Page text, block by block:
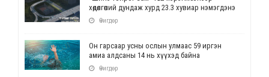
хөдөлгөөний дундаж хурд 23.3 хувиар нэмэгдэнэ
Өчигдөр
Он гарсаар усны ослын улмаас 59 иргэн
амиа алдсаны 14 нь хүүхэд байна
Өчигдөр